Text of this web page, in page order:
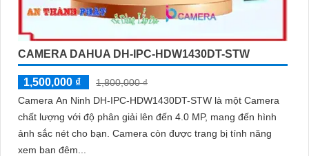
CAMERA DAHUA DH-IPC-HDW1430DT-STW
1,500,000 ₫
1,800,000 ₫
Camera An Ninh DH-IPC-HDW1430DT-STW là một Camera
chất lượng với độ phân giải lên đến 4.0 MP, mang đến hình
ảnh sắc nét cho bạn. Camera còn được trang bị tính năng
xem ban đêm...